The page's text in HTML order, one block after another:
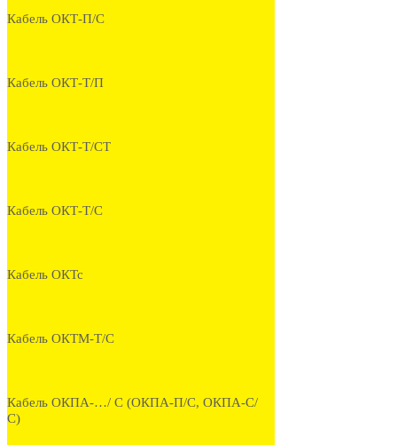
Кабель ОКТ-П/С
Кабель ОКТ-Т/П
Кабель ОКТ-Т/СТ
Кабель ОКТ-Т/С
Кабель ОКТс
Кабель ОКТМ-Т/С
Кабель ОКПА-…/ С (ОКПА-П/С, ОКПА-С/
С)